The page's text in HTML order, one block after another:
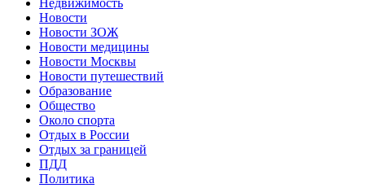
Новости
Новости ЗОЖ
Новости медицины
Новости Москвы
Новости путешествий
Образование
Общество
Около спорта
Отдых в России
Отдых за границей
ПДД
Политика